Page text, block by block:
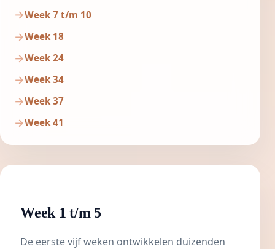
Week 7 t/m 10
Week 18
Week 24
Week 34
Week 37
Week 41
Week 1 t/m 5
De eerste vijf weken ontwikkelen duizenden